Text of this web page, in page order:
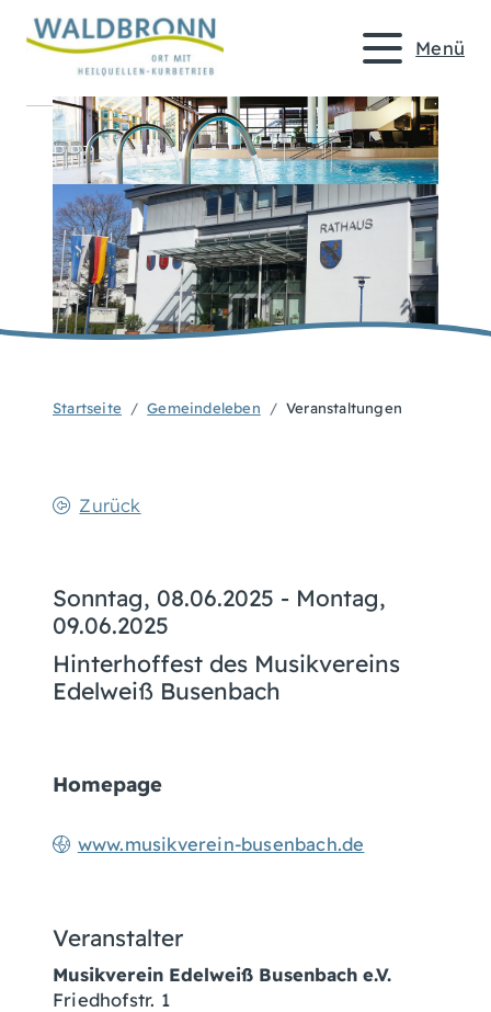
Menü
Startseite Gemeindeleben Veranstaltungen
Zurück
Sonntag, 08.06.2025 - Montag,
09.06.2025
Hinterhoffest des Musikvereins
Edelweiß Busenbach
Homepage
www.musikverein-busenbach.de
Veranstalter
Musikverein Edelweiß Busenbach e.V.
Friedhofstr. 1